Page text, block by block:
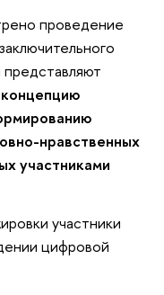
проведение
концепцию
нравственных
участниками
участники
цифровой